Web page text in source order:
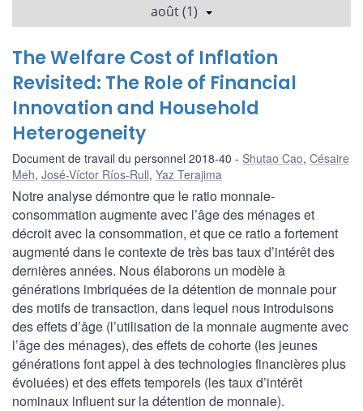
août (1)
The Welfare Cost of Inflation
Revisited: The Role of Financial
Innovation and Household
Heterogeneity
Document de travail du personnel 2018-40 Shutao Cao, Césaire
Meh, José-Víctor Ríos-Rull, Yaz Terajima
Notre analyse démontre que le ratio monnaie-
consommation augmente avec l’âge des ménages et
décroit avec la consommation, et que ce ratio a fortement
augmenté dans le contexte de très bas taux d’intérêt des
dernières années. Nous élaborons un modèle à
générations imbriquées de la détention de monnaie pour
des motifs de transaction, dans lequel nous introduisons
des effets d’âge (l’utilisation de la monnaie augmente avec
l’âge des ménages), des effets de cohorte (les jeunes
générations font appel à des technologies financières plus
évoluées) et des effets temporels (les taux d’intérêt
nominaux influent sur la détention de monnaie).